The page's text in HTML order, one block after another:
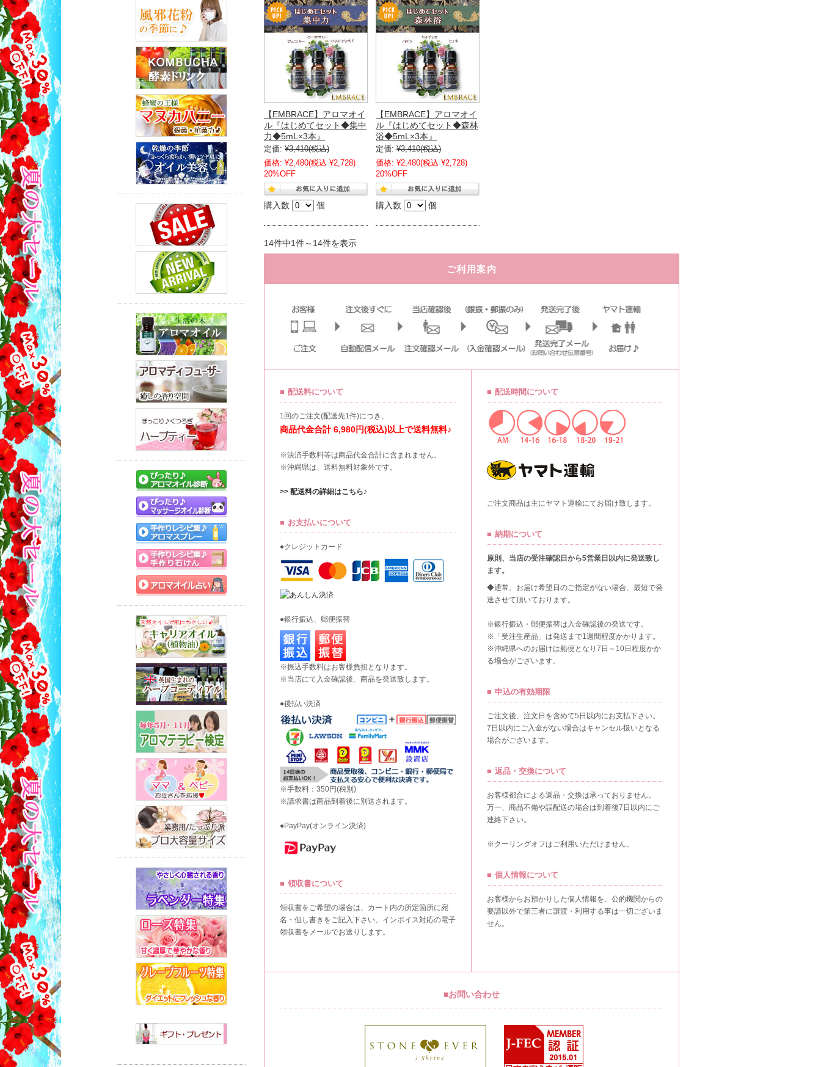
【EMBRACE】アロマオイ
ル『はじめてセット◆集中
力◆5mL×3本』
定価: ¥3,410(税込)
価格: ¥2,480(税込 ¥2,728)
20%OFF
購入数 個
【EMBRACE】アロマオイ
ル『はじめてセット◆森林
浴◆5mL×3本』
定価: ¥3,410(税込)
価格: ¥2,480(税込 ¥2,728)
20%OFF
購入数 個
14件中1件～14件を表示
ご利用案内
配送料について
1回のご注文(配送先1件)につき、
商品代金合計 6,980円(税込)以上で送料無料♪
※決済手数料等は商品代金合計に含まれません。
※沖縄県は、送料無料対象外です。
>> 配送料の詳細はこちら♪
お支払いについて
●クレジットカード
●銀行振込、郵便振替
※振込手数料はお客様負担となります。
※当店にて入金確認後、商品を発送致します。
●後払い決済
※手数料：350円(税別)
※請求書は商品到着後に別送されます。
●PayPay(オンライン決済)
領収書について
領収書をご希望の場合は、カート内の所定箇所に宛
名・但し書きをご記入下さい。インボイス対応の電子
領収書をメールでお送りします。
配送時間について
ご注文商品は主にヤマト運輸にてお届け致します。
納期について
原則、当店の受注確認日から5営業日以内に発送致し
ます。
◆通常、お届け希望日のご指定がない場合、最短で発
送させて頂いております。
※銀行振込・郵便振替は入金確認後の発送です。
※「受注生産品」は発送まで1週間程度かかります。
※沖縄県へのお届けは船便となり7日～10日程度かか
る場合がございます。
申込の有効期限
ご注文後、注文日を含めて5日以内にお支払下さい。
7日以内にご入金がない場合はキャンセル扱いとなる
場合がございます。
返品・交換について
お客様都合による返品・交換は承っておりません。
万一、商品不備や誤配送の場合は到着後7日以内にご
連絡下さい。
※クーリングオフはご利用いただけません。
個人情報について
お客様からお預かりした個人情報を、公的機関からの
要請以外で第三者に譲渡・利用する事は一切ございま
せん。
■お問い合わせ